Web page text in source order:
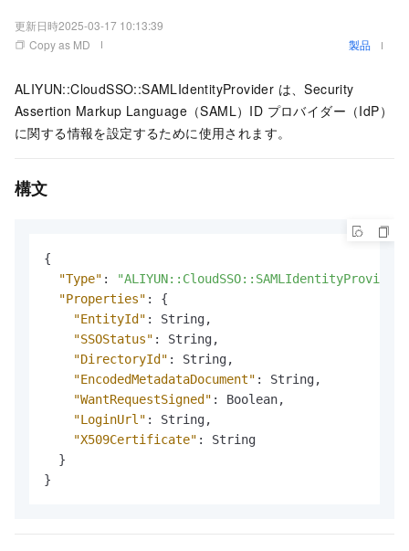
更新日時2025-03-17 10:13:39
Copy as MD
製品
ALIYUN::CloudSSO::SAMLIdentityProvider は、Security
Assertion Markup Language（SAML）ID プロバイダー（IdP）
に関する情報を設定するために使用されます。
構文
{
"Type" :
"ALIYUN::CloudSSO::SAMLIdentityProvider"
"Properties" :
{
"EntityId" : String,
"SSOStatus" : String,
"DirectoryId" : String,
"EncodedMetadataDocument" : String,
"WantRequestSigned" : Boolean,
"LoginUrl" : String,
"X509Certificate" :
String
}
}